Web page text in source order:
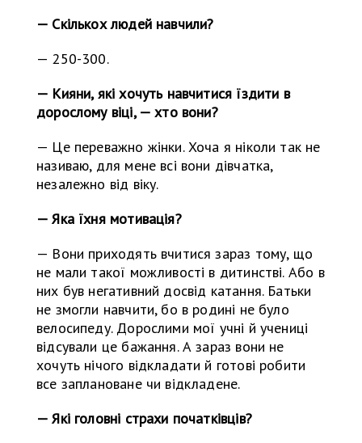
— Скількох людей навчили?
— 250-300.
— Кияни, які хочуть навчитися їздити в
дорослому віці, — хто вони?
— Це переважно жінки. Хоча я ніколи так не
називаю, для мене всі вони дівчатка,
незалежно від віку.
— Яка їхня мотивація?
— Вони приходять вчитися зараз тому, що
не мали такої можливості в дитинстві. Або в
них був негативний досвід катання. Батьки
не змогли навчити, бо в родині не було
велосипеду. Дорослими мої учні й учениці
відсували це бажання. А зараз вони не
хочуть нічого відкладати й готові робити
все заплановане чи відкладене.
— Які головні страхи початківців?